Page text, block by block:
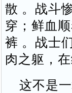
散 。战斗
穿；鲜血
裤 。战士
肉之躯，
这不是一